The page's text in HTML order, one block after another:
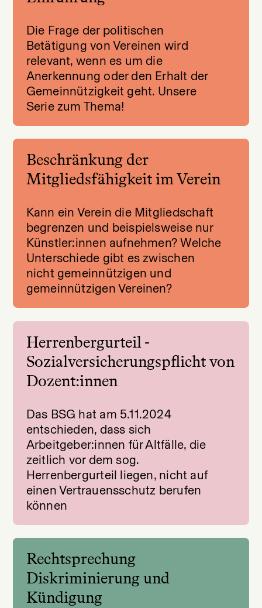
Die Frage der politischen
Betätigung von Vereinen wird
relevant, wenn es um die
Anerkennung oder den Erhalt der
Gemeinnützigkeit geht. Unsere
Serie zum Thema!
Beschränkung der
Mitgliedsfähigkeit im Verein
Kann ein Verein die Mitgliedschaft
begrenzen und beispielsweise nur
Künstler:innen aufnehmen? Welche
Unterschiede gibt es zwischen
nicht gemeinnützigen und
gemeinnützigen Vereinen?
Herrenbergurteil -
Sozialversicherungspflicht von
Dozent:innen
Das BSG hat am 5.11.2024
entschieden, dass sich
Arbeitgeber:innen für Altfälle, die
zeitlich vor dem sog.
Herrenbergurteil liegen, nicht auf
einen Vertrauensschutz berufen
können⁠
Rechtsprechung
Diskriminierung und
Kündigung